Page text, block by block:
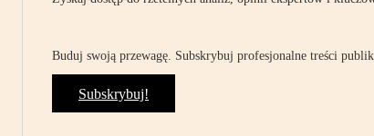
Buduj swoją przewagę. Subskrybuj profesjonalne treści
Subskrybuj!